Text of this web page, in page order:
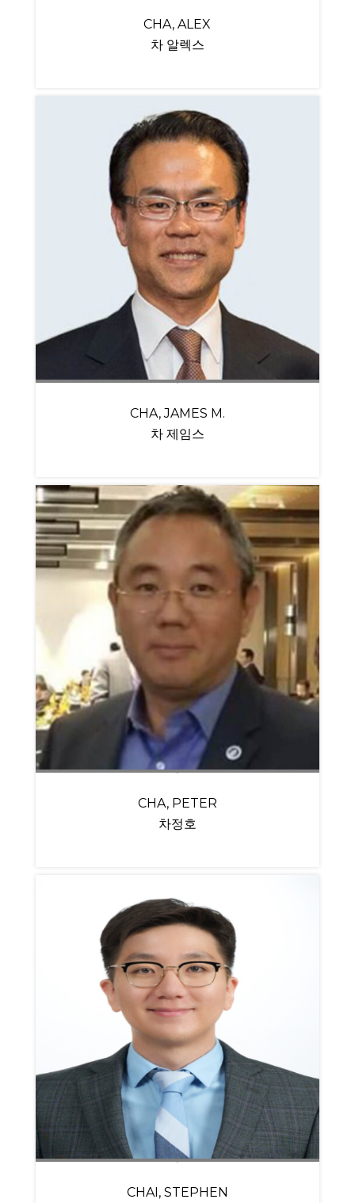
CHA, ALEX
차 알렉스
CHA, JAMES M.
차 제임스
CHA, PETER
차정호
CHAI, STEPHEN